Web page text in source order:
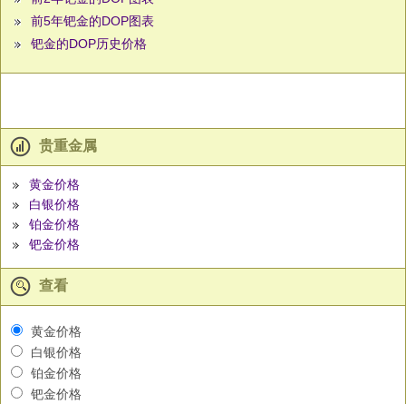
前5年钯金的DOP图表
钯金的DOP历史价格
贵重金属
黄金价格
白银价格
铂金价格
钯金价格
查看
黄金价格
白银价格
铂金价格
钯金价格